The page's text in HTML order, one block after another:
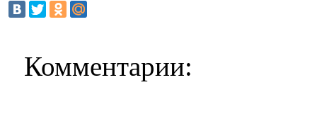
Комментарии: